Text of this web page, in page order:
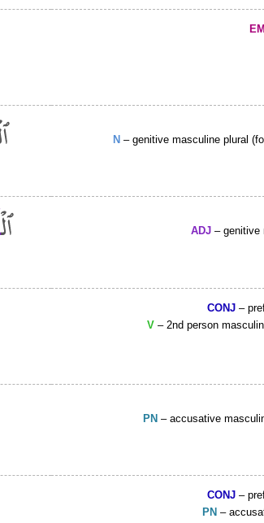
N – genitive masculine plural
ADJ – genitive
CONJ –
V – 2nd person
PN – accusative
CONJ –
PN –